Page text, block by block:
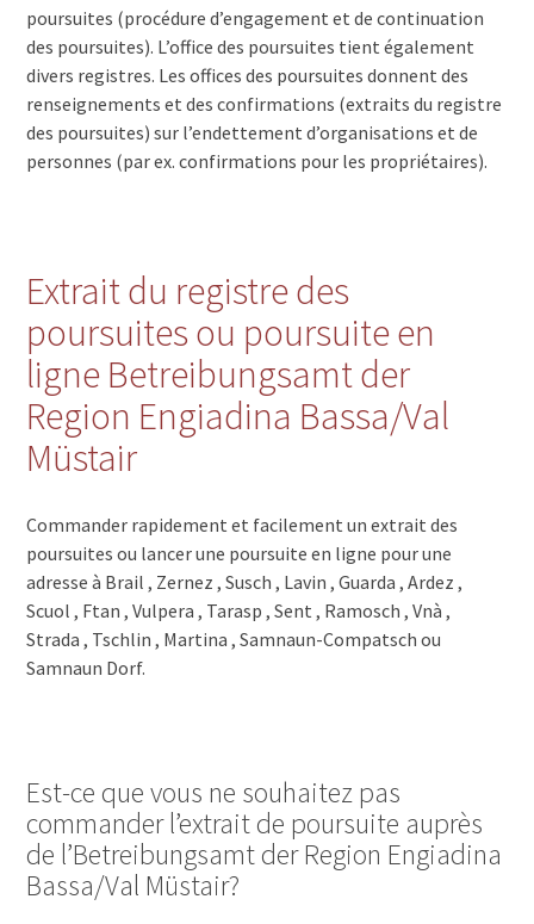
poursuites (procédure d’engagement et de continuation
des poursuites). L’office des poursuites tient également
divers registres. Les offices des poursuites donnent des
renseignements et des confirmations (extraits du registre
des poursuites) sur l’endettement d’organisations et de
personnes (par ex. confirmations pour les propriétaires).
Extrait du registre des
poursuites ou poursuite en
ligne Betreibungsamt der
Region Engiadina Bassa/Val
Müstair
Commander rapidement et facilement un extrait des
poursuites ou lancer une poursuite en ligne pour une
adresse à Brail , Zernez , Susch , Lavin , Guarda , Ardez ,
Scuol , Ftan , Vulpera , Tarasp , Sent , Ramosch , Vnà ,
Strada , Tschlin , Martina , Samnaun-Compatsch ou
Samnaun Dorf.
Est-ce que vous ne souhaitez pas
commander l’extrait de poursuite auprès
de l’Betreibungsamt der Region Engiadina
Bassa/Val Müstair?